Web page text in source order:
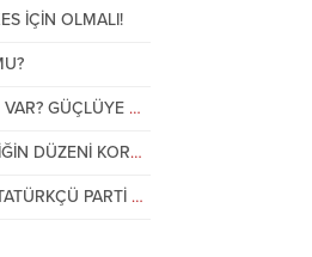
MI?
Neler
İÇİN OLMALI!
Mİ, VATANDAŞA MI?
KORUNUYOR!
PARTİ OLACAK